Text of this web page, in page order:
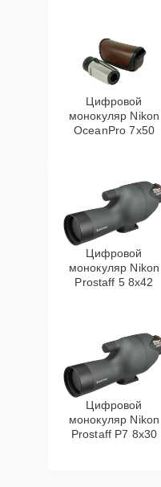
Цифровой
монокуляр Nikon
OceanPro 7x50
Цифровой
монокуляр Nikon
Prostaff 5 8x42
Цифровой
монокуляр Nikon
Prostaff P7 8x30